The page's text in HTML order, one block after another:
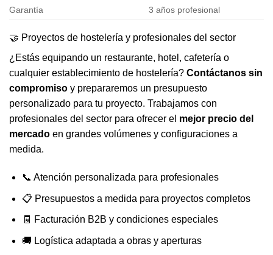
Garantía 3 años profesional
🤝 Proyectos de hostelería y profesionales del sector
¿Estás equipando un restaurante, hotel, cafetería o
cualquier establecimiento de hostelería? Contáctanos sin
compromiso y prepararemos un presupuesto
personalizado para tu proyecto. Trabajamos con
profesionales del sector para ofrecer el mejor precio del
mercado en grandes volúmenes y configuraciones a
medida.
📞 Atención personalizada para profesionales
📋 Presupuestos a medida para proyectos completos
🧾 Facturación B2B y condiciones especiales
🚚 Logística adaptada a obras y aperturas